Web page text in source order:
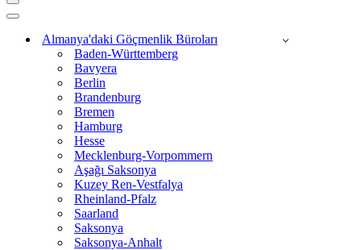
Dolaşım
menüsü
Dolaşım
menüsüAlmanya'daki Göçmenlik Büroları
Baden-Württemberg
Bavyera
Berlin
Brandenburg
Bremen
Hamburg
Hesse
Mecklenburg-Vorpommern
Aşağı Saksonya
Kuzey Ren-Vestfalya
Rheinland-Pfalz
Saarland
Saksonya
Saksonya-Anhalt